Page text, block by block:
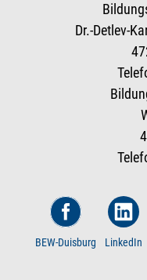
Dr.-Detlev-
BEW-Duisburg LinkedIn